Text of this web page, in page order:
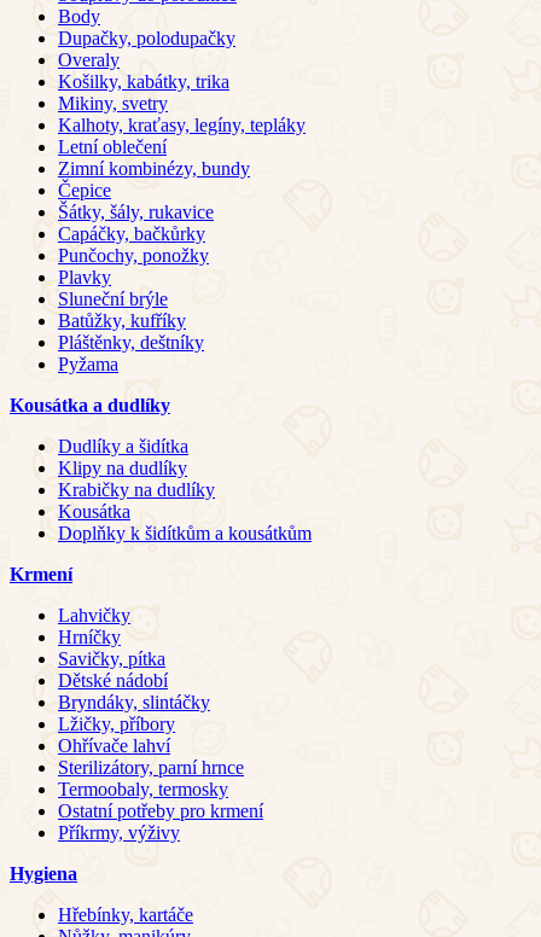
Body
Dupačky, polodupačky
Overaly
Košilky, kabátky, trika
Mikiny, svetry
Kalhoty, kraťasy, legíny, tepláky
Letní oblečení
Zimní kombinézy, bundy
Čepice
Šátky, šály, rukavice
Capáčky, bačkůrky
Punčochy, ponožky
Plavky
Sluneční brýle
Batůžky, kufříky
Pláštěnky, deštníky
Pyžama
Kousátka a dudlíky
Dudlíky a šidítka
Klipy na dudlíky
Krabičky na dudlíky
Kousátka
Doplňky k šidítkům a kousátkům
Krmení
Lahvičky
Hrníčky
Savičky, pítka
Dětské nádobí
Bryndáky, slintáčky
Lžičky, příbory
Ohřívače lahví
Sterilizátory, parní hrnce
Termoobaly, termosky
Ostatní potřeby pro krmení
Příkrmy, výživy
Hygiena
Hřebínky, kartáče